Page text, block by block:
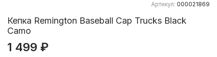
Артикул: 000021869
Кепка Remington Baseball Cap Trucks Black
Camo
1 499 ₽